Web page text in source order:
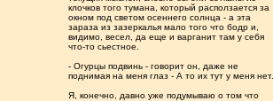
клочков того тумана, который расползается за
окном под светом осеннего солнца - а эта
зараза из зазеркалья мало того что бодр и,
видимо, весел, да еще и варганит там у себя
что-то сьестное.
- Огурцы подвинь - говорит он, даже не
поднимая на меня глаз - А то их тут у меня нет.
Я, конечно, давно уже подумываю о том что